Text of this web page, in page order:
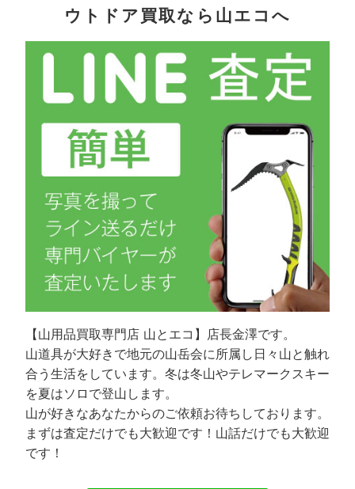
ウトドア買取なら山エコへ
【山用品買取専門店 山とエコ】店長金澤です。
山道具が大好きで地元の山岳会に所属し日々山と触れ
合う生活をしています。冬は冬山やテレマークスキー
を夏はソロで登山します。
山が好きなあなたからのご依頼お待ちしております。
まずは査定だけでも大歓迎です！山話だけでも大歓迎
です！